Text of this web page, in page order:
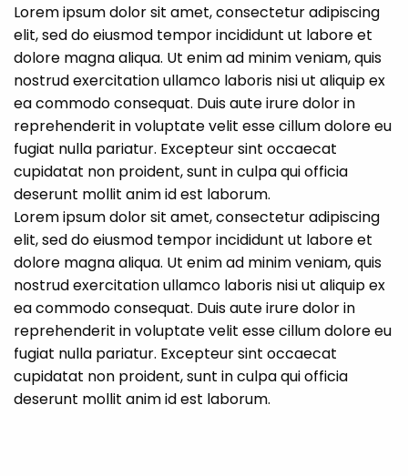
Lorem ipsum dolor sit amet, consectetur adipiscing
elit, sed do eiusmod tempor incididunt ut labore et
dolore magna aliqua. Ut enim ad minim veniam, quis
nostrud exercitation ullamco laboris nisi ut aliquip ex
ea commodo consequat. Duis aute irure dolor in
reprehenderit in voluptate velit esse cillum dolore eu
fugiat nulla pariatur. Excepteur sint occaecat
cupidatat non proident, sunt in culpa qui officia
deserunt mollit anim id est laborum.
Lorem ipsum dolor sit amet, consectetur adipiscing
elit, sed do eiusmod tempor incididunt ut labore et
dolore magna aliqua. Ut enim ad minim veniam, quis
nostrud exercitation ullamco laboris nisi ut aliquip ex
ea commodo consequat. Duis aute irure dolor in
reprehenderit in voluptate velit esse cillum dolore eu
fugiat nulla pariatur. Excepteur sint occaecat
cupidatat non proident, sunt in culpa qui officia
deserunt mollit anim id est laborum.